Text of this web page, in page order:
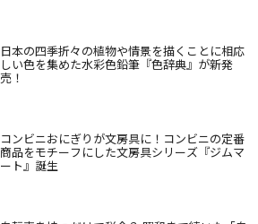
日本の四季折々の植物や情景を描くことに相応
しい色を集めた水彩色鉛筆『色辞典』が新発
売！
コンビニおにぎりが文房具に！コンビニの定番
商品をモチーフにした文房具シリーズ『ジムマ
ート』誕生